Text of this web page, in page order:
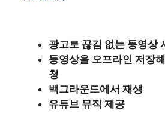
광고로 끊김 없는 동영상
동영상을 오프라인 저장
청
백그라운드에서 재생
유튜브 뮤직 제공